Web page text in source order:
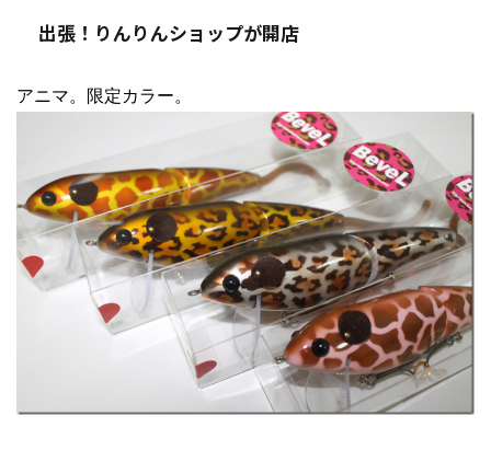
出張！りんりんショップが開店
アニマ。限定カラー。